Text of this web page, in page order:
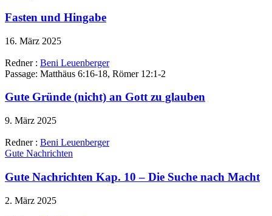
Fasten und Hingabe
16. März 2025
Redner : Beni Leuenberger
Passage: Matthäus 6:16-18, Römer 12:1-2
Gute Gründe (nicht) an Gott zu glauben
9. März 2025
Redner : Beni Leuenberger
Gute Nachrichten
Gute Nachrichten Kap. 10 – Die Suche nach Macht
2. März 2025